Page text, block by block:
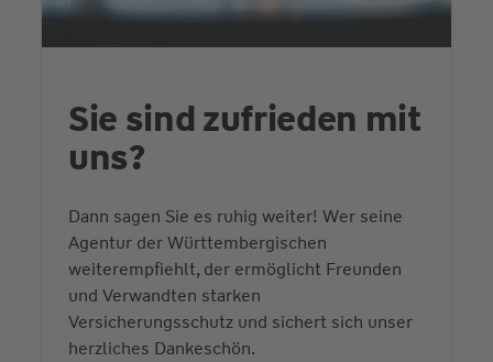
Sie sind zufrieden mit
uns?
Dann sagen Sie es ruhig weiter! Wer seine
Agentur der Württembergischen
weiterempfiehlt, der ermöglicht Freunden
und Verwandten starken
Versicherungsschutz und sichert sich unser
herzliches Dankeschön.